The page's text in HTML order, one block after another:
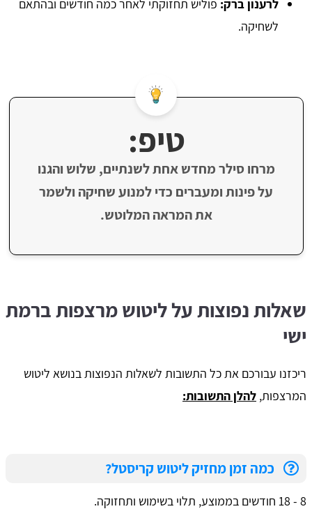
לרענון ברק: פוליש תחזוקתי לאחר כמה חודשים ובהתאם
לשחיקה.
טיפ:
מרחו סילר מחדש אחת לשנתיים, שלוש והגנו
על פינות ומעברים כדי למנוע שחיקה ולשמר
את המראה המלוטש.
שאלות נפוצות על ליטוש מרצפות ברמת
ישי
​ריכזנו עבורכם את כל התשובות לשאלות הנפוצות בנושא ליטוש
המרצפות, להלן התשובות:
כמה זמן מחזיק ליטוש קריסטל?
8 - 18 חודשים בממוצע, תלוי בשימוש ותחזוקה.